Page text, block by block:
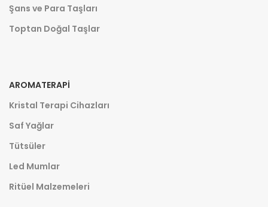
Şans ve Para Taşları
Toptan Doğal Taşlar
AROMATERAPI
Kristal Terapi Cihazları
Saf Yağlar
Tütsüler
Led Mumlar
Ritüel Malzemeleri